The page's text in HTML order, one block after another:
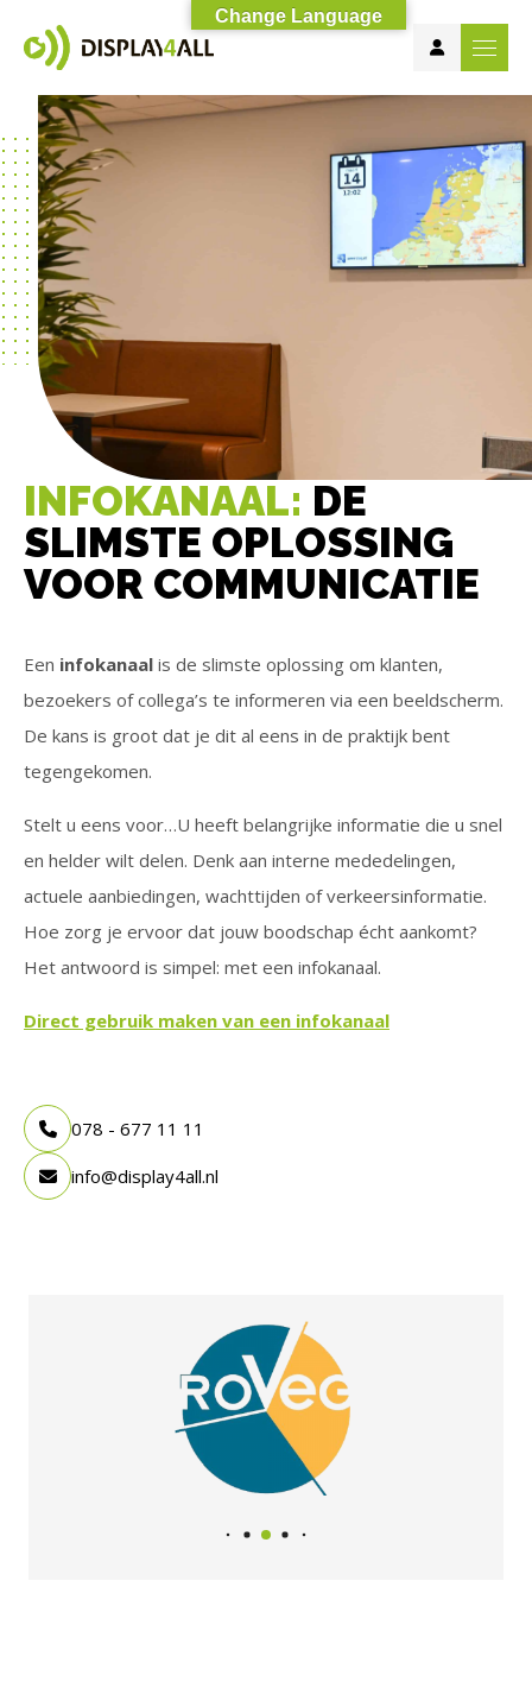
INFOKANAAL: DE
SLIMSTE OPLOSSING
VOOR COMMUNICATIE
Een infokanaal is de slimste oplossing om klanten,
bezoekers of collega’s te informeren via een beeldscherm.
De kans is groot dat je dit al eens in de praktijk bent
tegengekomen.
Stelt u eens voor…U heeft belangrijke informatie die u snel
en helder wilt delen. Denk aan interne mededelingen,
actuele aanbiedingen, wachttijden of verkeersinformatie.
Hoe zorg je ervoor dat jouw boodschap écht aankomt?
Het antwoord is simpel: met een infokanaal.
Direct gebruik maken van een infokanaal
078 - 677 11 11
info@display4all.nl
Change Language